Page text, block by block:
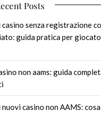
Posts
senza registrazione
guida pratica per
non aams: guida
casino non AAMS: cosa